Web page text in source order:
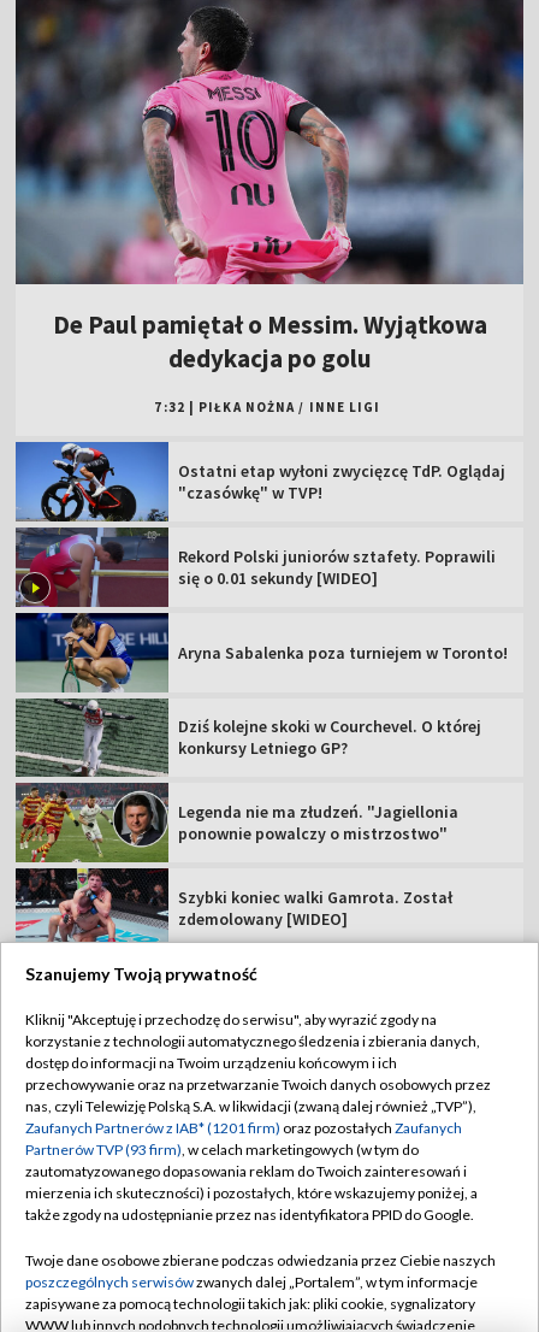
De Paul pamiętał o Messim. Wyjątkowa
dedykacja po golu
7:32 PIŁKA NOŻNA / INNE LIGI
Ostatni etap wyłoni zwycięzcę TdP. Oglądaj
"czasówkę" w TVP!
Rekord Polski juniorów sztafety. Poprawili
się o 0.01 sekundy [WIDEO]
Aryna Sabalenka poza turniejem w Toronto!
Dziś kolejne skoki w Courchevel. O której
konkursy Letniego GP?
Legenda nie ma złudzeń. "Jagiellonia
ponownie powalczy o mistrzostwo"
Szybki koniec walki Gamrota. Został
zdemolowany [WIDEO]
TVP
Abonament TVP
Sklep TVP
Biuro Reklamy
Oferta Handlowa
Emisja w TVP
Rada Programowa
Regulamin TVP
Polityka prywatności
Moje zgody
Biuro reklamy
Kanały
Szanujemy Twoją prywatność
Kliknij "Akceptuję i przechodzę do serwisu", aby wyrazić zgody na
korzystanie z technologii automatycznego śledzenia i zbierania danych,
dostęp do informacji na Twoim urządzeniu końcowym i ich
przechowywanie oraz na przetwarzanie Twoich danych osobowych przez
nas, czyli Telewizję Polską S.A. w likwidacji (zwaną dalej również „TVP”),
Zaufanych Partnerów z IAB* (1201 firm) oraz pozostałych Zaufanych
Partnerów TVP (93 firm), w celach marketingowych (w tym do
zautomatyzowanego dopasowania reklam do Twoich zainteresowań i
mierzenia ich skuteczności) i pozostałych, które wskazujemy poniżej, a
także zgody na udostępnianie przez nas identyfikatora PPID do Google.
Twoje dane osobowe zbierane podczas odwiedzania przez Ciebie naszych
poszczególnych serwisówzwanych dalej „Portalem”, w tym informacje
zapisywane za pomocą technologii takich jak: pliki cookie, sygnalizatory
WWW lub innych podobnych technologii umożliwiających świadczenie